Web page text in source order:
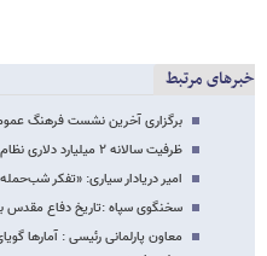
خبرهای مرتبط
برگزاری آخرین نشست فرهنگ عمومی
ظرفیت سالانه ۲ میلیارد دلاری نظام بانکی برای تأمین مالی پتروشیمی‌ها
امیر دریادار سیاری: «تفکر
سخنگوی سپاه :تاریخ دفاع مقدس
معاون پارلمانی رئیسی : آمارها